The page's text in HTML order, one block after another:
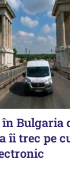
Bulgaria
îi trec pe